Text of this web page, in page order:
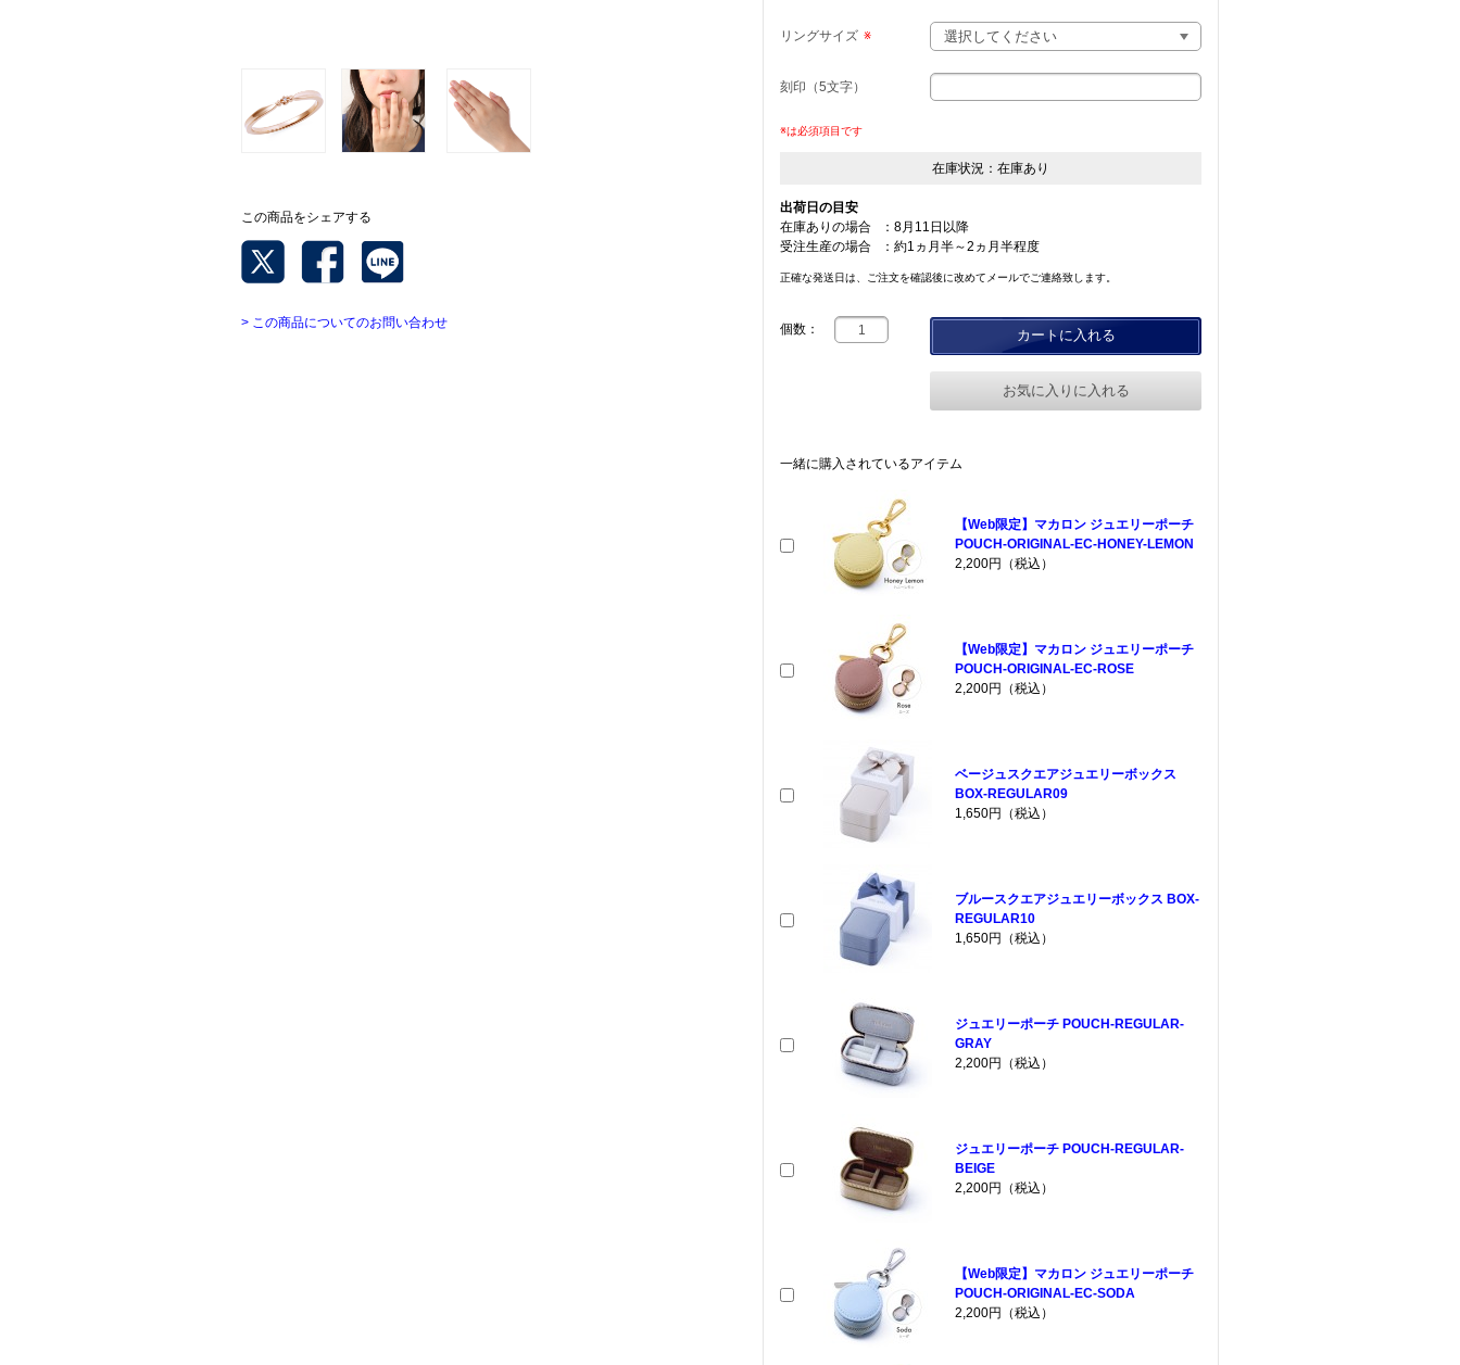
この商品をシェアする
> この商品についてのお問い合わせ
リングサイズ ※
刻印（5文字）
※は必須項目です
在庫状況： 在庫あり
出荷日の目安
在庫ありの場合
： 8月11日以降
受注生産の場合
： 約1ヵ月半～2ヵ月半程度
正確な発送日は、ご注文を確認後に改めてメールでご連絡致します。
個数： カートに入れる
お気に入りに入れる
一緒に購入されているアイテム
【Web限定】マカロン ジュエリーポーチ
POUCH-ORIGINAL-EC-HONEY-LEMON
2,200円（税込）
【Web限定】マカロン ジュエリーポーチ
POUCH-ORIGINAL-EC-ROSE
2,200円（税込）
ベージュスクエアジュエリーボックス
BOX-REGULAR09
1,650円（税込）
ブルースクエアジュエリーボックス BOX-
REGULAR10
1,650円（税込）
ジュエリーポーチ POUCH-REGULAR-
GRAY
2,200円（税込）
ジュエリーポーチ POUCH-REGULAR-
BEIGE
2,200円（税込）
【Web限定】マカロン ジュエリーポーチ
POUCH-ORIGINAL-EC-SODA
2,200円（税込）